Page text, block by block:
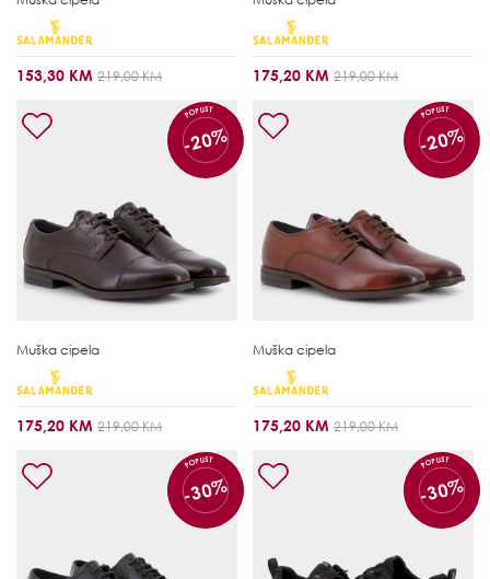
153,30 KM 219,00 KM 175,20 KM 219,00 KM
POPUST
-20%
Muška cipela
175,20 KM 219,00 KM
POPUST
-20%
Muška cipela
175,20 KM 219,00 KM
POPUST
-30%
POPUST
-30%